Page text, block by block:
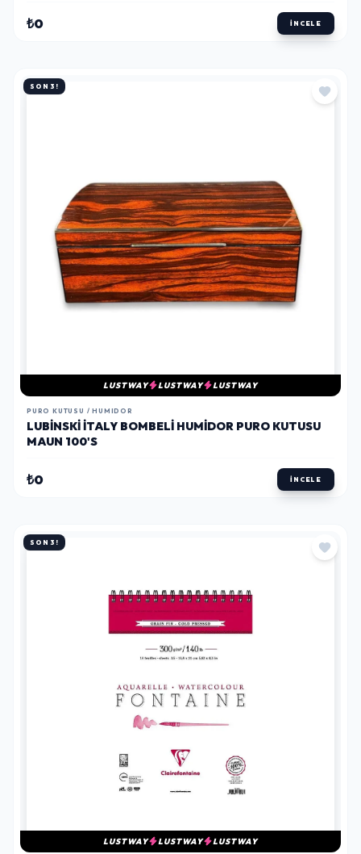
₺0 İNCELE
SON 3!
LUSTWAY LUSTWAY LUSTWAY
PURO KUTUSU / HUMIDOR
LUBINSKI İTALY BOMBELI HUMIDOR PURO KUTUSU
MAUN 100'S
₺0 İNCELE
SON 3!
LUSTWAY LUSTWAY LUSTWAY